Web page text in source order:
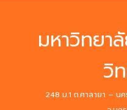
มหาวิทยา
วิ
248 ม.1 ถ.ศาลายา – น